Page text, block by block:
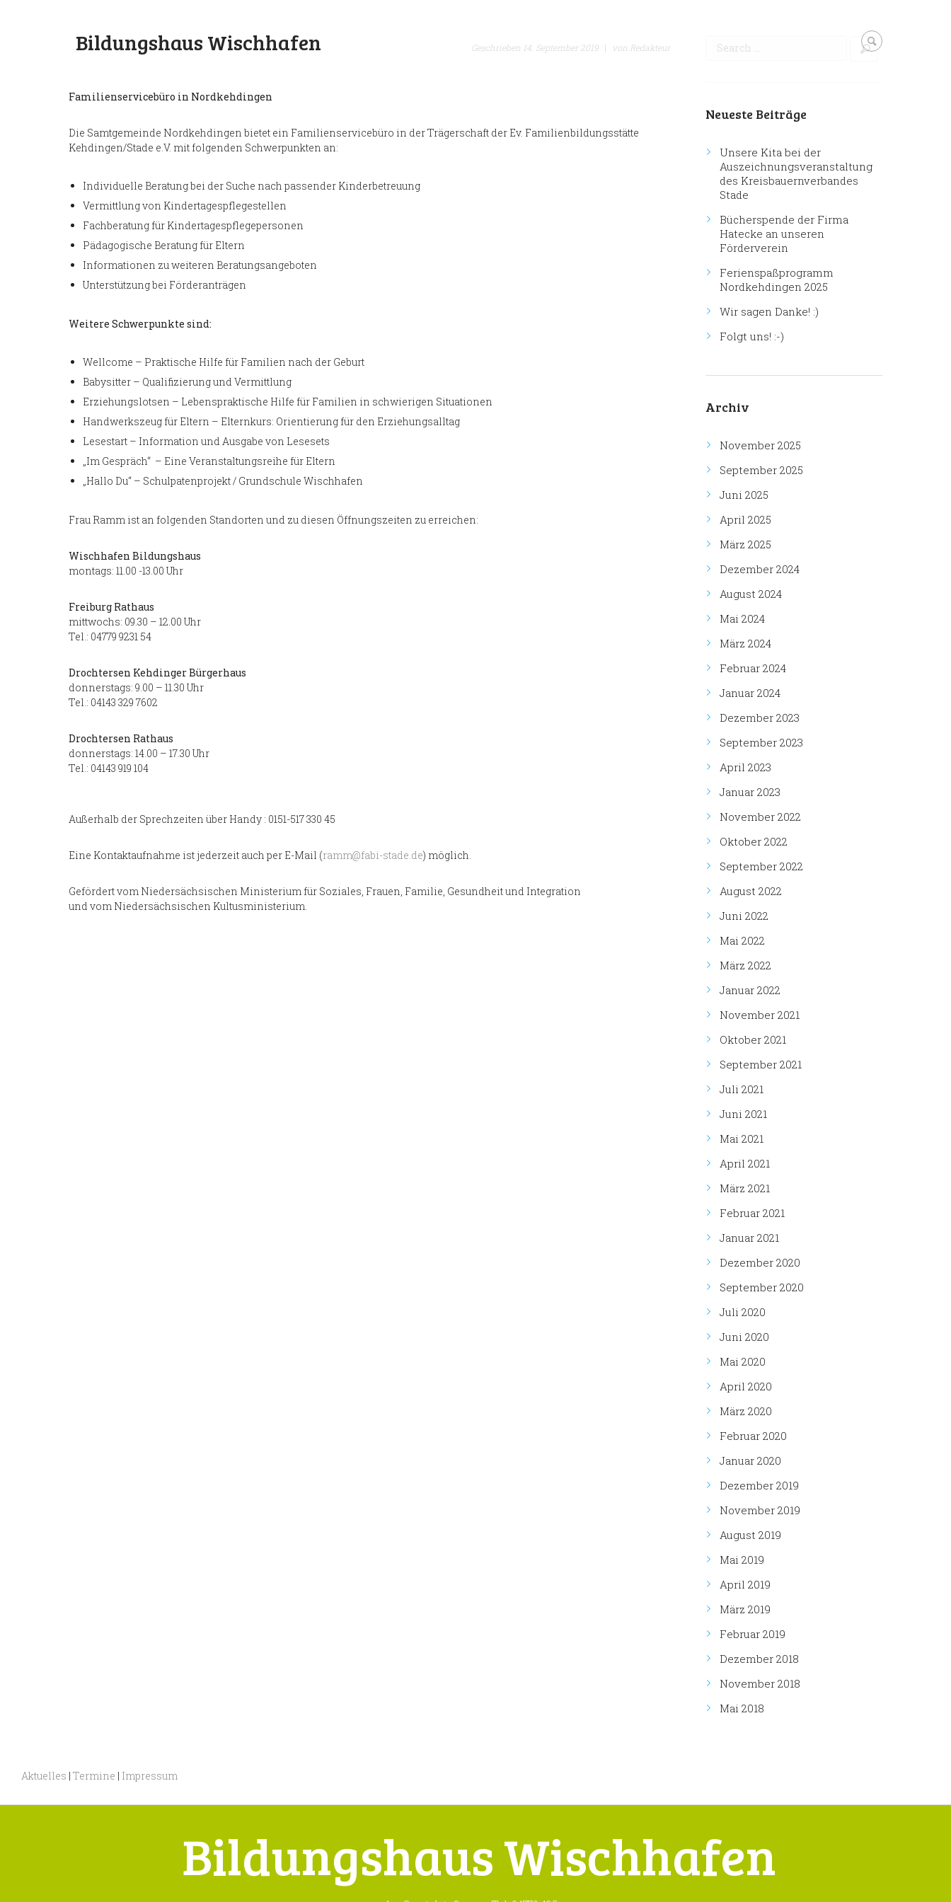
Bildungshaus Wischhafen Geschrieben 14. September 2019 | von Redakteur
Familienservicebüro in Nordkehdingen
Die Samtgemeinde Nordkehdingen bietet ein Familienservicebüro in der Trägerschaft der Ev. Familienbildungsstätte
Kehdingen/Stade e.V. mit folgenden Schwerpunkten an:
Individuelle Beratung bei der Suche nach passender Kinderbetreuung
Vermittlung von Kindertagespflegestellen
Fachberatung für Kindertagespflegepersonen
Pädagogische Beratung für Eltern
Informationen zu weiteren Beratungsangeboten
Unterstützung bei Förderanträgen
Weitere Schwerpunkte sind:
Wellcome – Praktische Hilfe für Familien nach der Geburt
Babysitter – Qualifizierung und Vermittlung
Erziehungslotsen – Lebenspraktische Hilfe für Familien in schwierigen Situationen
Handwerkszeug für Eltern – Elternkurs: Orientierung für den Erziehungsalltag
Lesestart – Information und Ausgabe von Lesesets
„Im Gespräch“ – Eine Veranstaltungsreihe für Eltern
„Hallo Du“ – Schulpatenprojekt / Grundschule Wischhafen
Frau Ramm ist an folgenden Standorten und zu diesen Öffnungszeiten zu erreichen:
Wischhafen Bildungshaus
montags: 11.00 -13.00 Uhr
Freiburg Rathaus
mittwochs: 09.30 – 12.00 Uhr
Tel.: 04779 9231 54
Drochtersen Kehdinger Bürgerhaus
donnerstags: 9.00 – 11.30 Uhr
Tel.: 04143 329 7602
Drochtersen Rathaus
donnerstags: 14.00 – 17.30 Uhr
Tel.: 04143 919 104
Außerhalb der Sprechzeiten über Handy : 0151-517 330 45
Eine Kontaktaufnahme ist jederzeit auch per E-Mail (ramm@fabi-stade.de) möglich.
Gefördert vom Niedersächsischen Ministerium für Soziales, Frauen, Familie, Gesundheit und Integration
und vom Niedersächsischen Kultusministerium.
Neueste Beiträge
Unsere Kita bei der
Auszeichnungsveranstaltung
des Kreisbauernverbandes
Stade
Bücherspende der Firma
Hatecke an unseren
Förderverein
Ferienspaßprogramm
Nordkehdingen 2025
Wir sagen Danke! :)
Folgt uns! :-)
Archiv
November 2025
September 2025
Juni 2025
April 2025
März 2025
Dezember 2024
August 2024
Mai 2024
März 2024
Februar 2024
Januar 2024
Dezember 2023
September 2023
April 2023
Januar 2023
November 2022
Oktober 2022
September 2022
August 2022
Juni 2022
Mai 2022
März 2022
Januar 2022
November 2021
Oktober 2021
September 2021
Juli 2021
Juni 2021
Mai 2021
April 2021
März 2021
Februar 2021
Januar 2021
Dezember 2020
September 2020
Juli 2020
Juni 2020
Mai 2020
April 2020
März 2020
Februar 2020
Januar 2020
Dezember 2019
November 2019
August 2019
Mai 2019
April 2019
März 2019
Februar 2019
Dezember 2018
November 2018
Mai 2018
Aktuelles | Termine | Impressum
Bildungshaus Wischhafen